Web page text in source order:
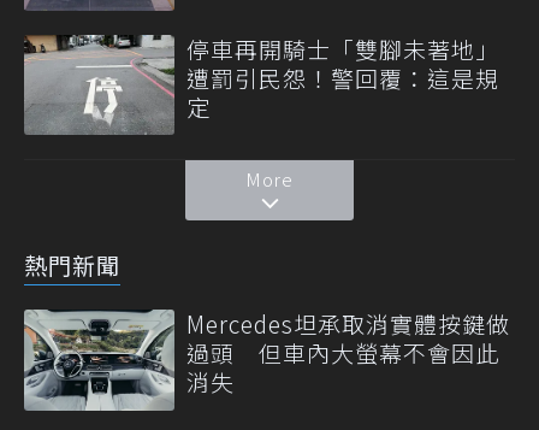
停車再開騎士「雙腳未著地」
遭罰引民怨！警回覆：這是規
定
More
熱門新聞
Mercedes坦承取消實體按鍵做
過頭 但車內大螢幕不會因此
消失